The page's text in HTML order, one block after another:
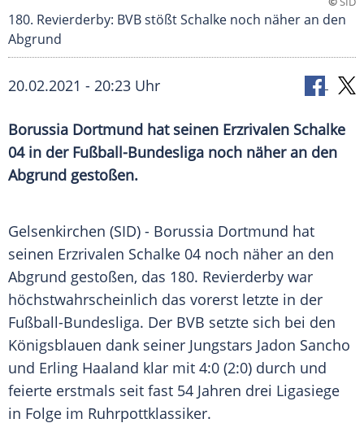
180. Revierderby: BVB stößt Schalke noch näher an den
Abgrund
20.02.2021 - 20:23 Uhr
Borussia Dortmund hat seinen Erzrivalen Schalke
04in der Fußball-Bundesliga noch näher an den
Abgrund gestoßen.
Gelsenkirchen (SID) - Borussia Dortmund hat
seinen Erzrivalen Schalke 04 noch näher an den
Abgrund gestoßen, das 180. Revierderby war
höchstwahrscheinlich das vorerst letzte in der
Fußball-Bundesliga. Der BVB setzte sich bei den
Königsblauen dank seiner Jungstars Jadon Sancho
und Erling Haaland klar mit 4:0 (2:0) durch und
feierte erstmals seit fast 54 Jahren drei Ligasiege
in Folge im Ruhrpottklassiker.